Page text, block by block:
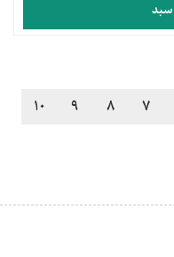
سبد
7
8
9
10